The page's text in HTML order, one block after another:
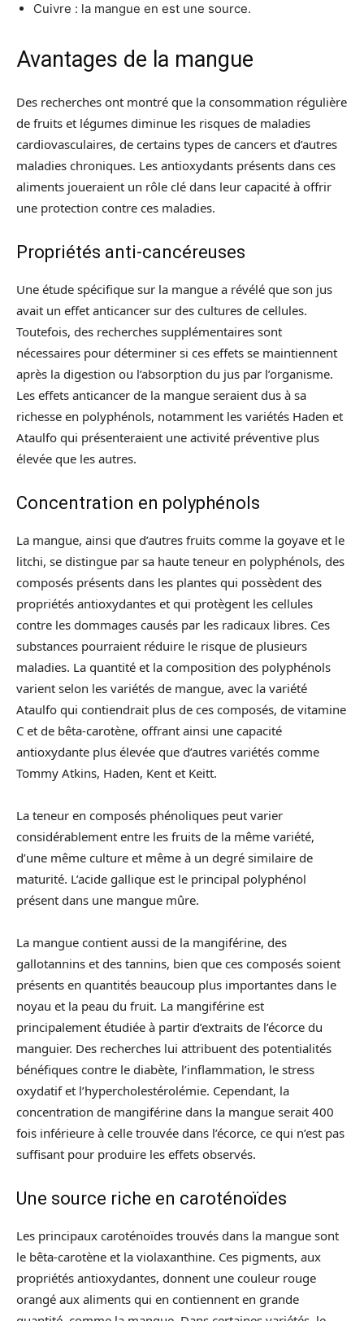
Cuivre : la mangue en est une source.
Avantages de la mangue
Des recherches ont montré que la consommation régulière
de fruits et légumes diminue les risques de maladies
cardiovasculaires, de certains types de cancers et d’autres
maladies chroniques. Les antioxydants présents dans ces
aliments joueraient un rôle clé dans leur capacité à offrir
une protection contre ces maladies.
Propriétés anti-cancéreuses
Une étude spécifique sur la mangue a révélé que son jus
avait un effet anticancer sur des cultures de cellules.
Toutefois, des recherches supplémentaires sont
nécessaires pour déterminer si ces effets se maintiennent
après la digestion ou l’absorption du jus par l’organisme.
Les effets anticancer de la mangue seraient dus à sa
richesse en polyphénols, notamment les variétés Haden et
Ataulfo qui présenteraient une activité préventive plus
élevée que les autres.
Concentration en polyphénols
La mangue, ainsi que d’autres fruits comme la goyave et le
litchi, se distingue par sa haute teneur en polyphénols, des
composés présents dans les plantes qui possèdent des
propriétés antioxydantes et qui protègent les cellules
contre les dommages causés par les radicaux libres. Ces
substances pourraient réduire le risque de plusieurs
maladies. La quantité et la composition des polyphénols
varient selon les variétés de mangue, avec la variété
Ataulfo qui contiendrait plus de ces composés, de vitamine
C et de bêta-carotène, offrant ainsi une capacité
antioxydante plus élevée que d’autres variétés comme
Tommy Atkins, Haden, Kent et Keitt.
La teneur en composés phénoliques peut varier
considérablement entre les fruits de la même variété,
d’une même culture et même à un degré similaire de
maturité. L’acide gallique est le principal polyphénol
présent dans une mangue mûre.
La mangue contient aussi de la mangiférine, des
gallotannins et des tannins, bien que ces composés soient
présents en quantités beaucoup plus importantes dans le
noyau et la peau du fruit. La mangiférine est
principalement étudiée à partir d’extraits de l’écorce du
manguier. Des recherches lui attribuent des potentialités
bénéfiques contre le diabète, l’inflammation, le stress
oxydatif et l’hypercholestérolémie. Cependant, la
concentration de mangiférine dans la mangue serait 400
fois inférieure à celle trouvée dans l’écorce, ce qui n’est pas
suffisant pour produire les effets observés.
Une source riche en caroténoïdes
Les principaux caroténoïdes trouvés dans la mangue sont
le bêta-carotène et la violaxanthine. Ces pigments, aux
propriétés antioxydantes, donnent une couleur rouge
orangé aux aliments qui en contiennent en grande